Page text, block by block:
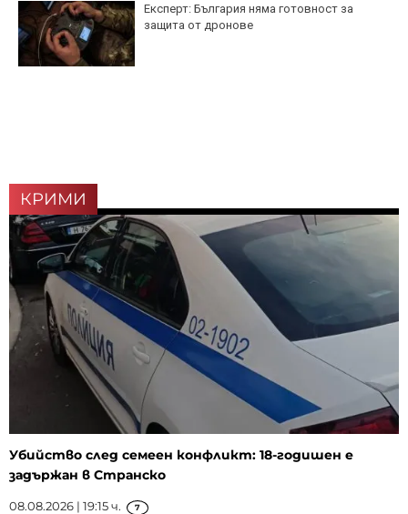
Експерт: България няма готовност за
защита от дронове
КРИМИ
Убийство след семеен конфликт: 18-годишен е
задържан в Странско
08.08.2026 | 19:15 ч. 7